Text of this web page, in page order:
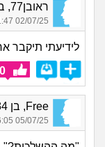
ראובן77, בן 61
02/07/25 11:47
לידיעתי תיקבר
0
Free, בן 34
05/07/25 16:05